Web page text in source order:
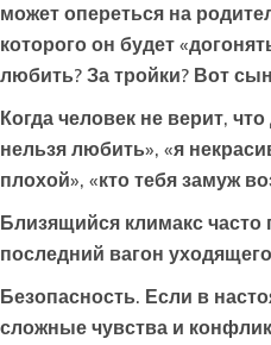
может опереться на
которого он будет
любить? За тройки? Вот
Когда человек не верит,
нельзя любить», «я
плохой», «кто тебя замуж
Близящийся климакс
последний вагон
Безопасность. Если в
сложные чувства и